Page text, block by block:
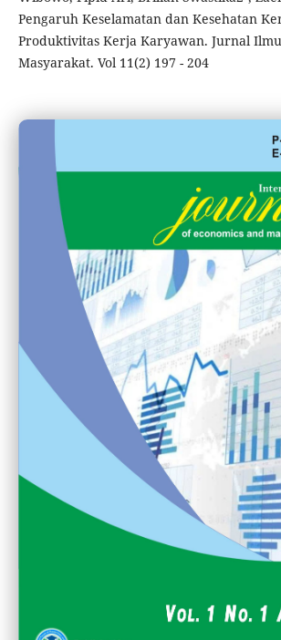
Pengaruh Keselamatan dan Kesehatan
Produktivitas Kerja Karyawan. Jurnal
Masyarakat. Vol 11(2) 197 - 204